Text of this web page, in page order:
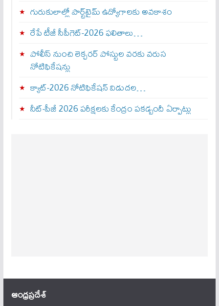
గురుకులాల్లో పార్ట్‌టైమ్ ఉద్యోగాలకు అవకాశం
రేపే టీజీ సీపీగెట్‌-2026 ఫలితాలు…
పోలీస్ నుంచి లెక్చరర్ పోస్టుల వరకు వరుస
నోటిఫికేషన్లు
క్యాట్-2026 నోటిఫికేషన్ విడుదల…
నీట్-పీజీ 2026 పరీక్షలకు కేంద్రం పకడ్బందీ ఏర్పాట్లు
ఆంధ్ర‌ప్ర‌దేశ్